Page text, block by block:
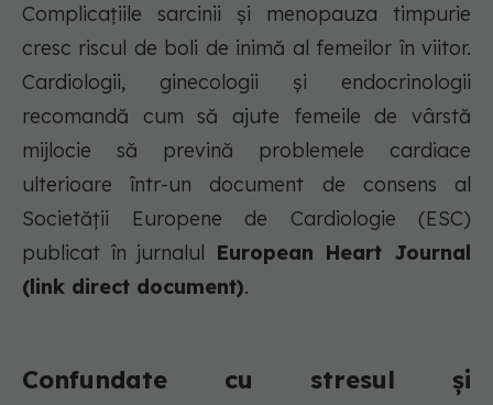
Complicațiile sarcinii și menopauza timpurie
cresc riscul de boli de inimă al femeilor în viitor.
Cardiologii, ginecologii și endocrinologii
recomandă cum să ajute femeile de vârstă
mijlocie să prevină problemele cardiace
ulterioare într-un document de consens al
Societății Europene de Cardiologie (ESC)
publicat în jurnalul European Heart Journal
(link direct document).
Confundate cu stresul și